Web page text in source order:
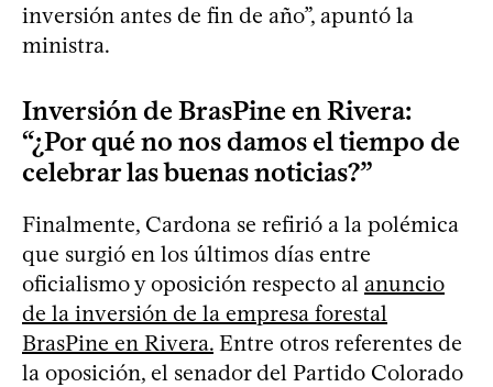
inversión antes de fin de año”, apuntó la
ministra.
Inversión de BrasPine en Rivera:
“¿Por qué no nos damos el tiempo de
celebrar las buenas noticias?”
Finalmente, Cardona se refirió a la polémica
que surgió en los últimos días entre
oficialismo y oposición respecto al anuncio
de la inversión de la empresa forestal
BrasPine en Rivera. Entre otros referentes de
la oposición, el senador del Partido Colorado